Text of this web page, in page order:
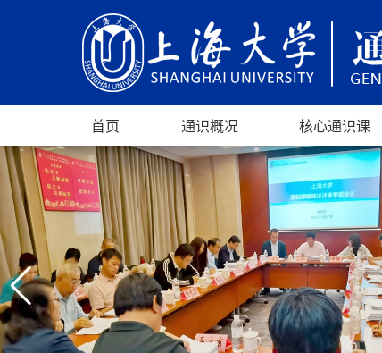
首页
通识概况
通识教育内涵
通识教育课程体系
通识教育委员会
核心通识课
科技进步与
政治文明与
人文经典与
艺术修养与
经济发展与
创新思维与